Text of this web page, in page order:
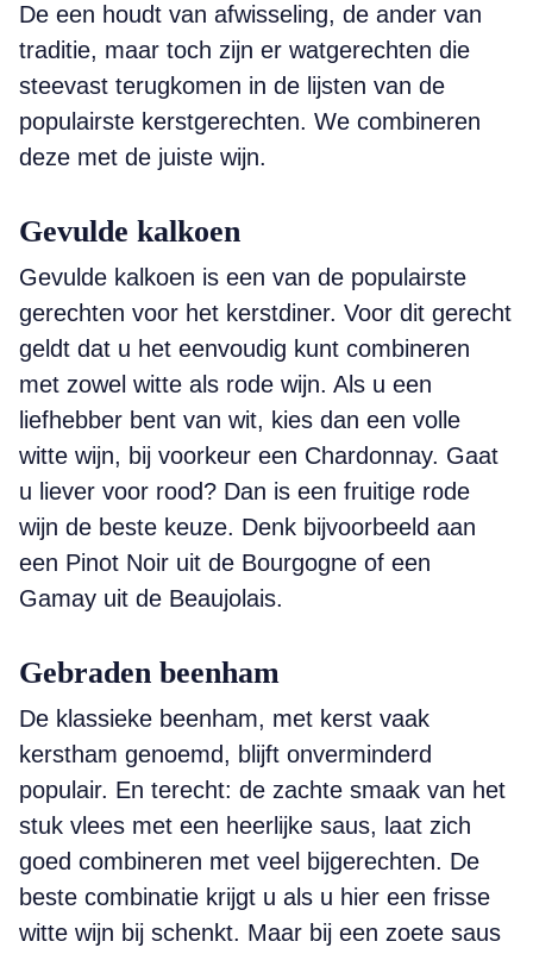
De een houdt van afwisseling, de ander van
traditie, maar toch zijn er watgerechten die
steevast terugkomen in de lijsten van de
populairste kerstgerechten. We combineren
deze met de juiste wijn.
Gevulde kalkoen
Gevulde kalkoen is een van de populairste
gerechten voor het kerstdiner. Voor dit gerecht
geldt dat u het eenvoudig kunt combineren
met zowel witte als rode wijn. Als u een
liefhebber bent van wit, kies dan een volle
witte wijn, bij voorkeur een Chardonnay. Gaat
u liever voor rood? Dan is een fruitige rode
wijn de beste keuze. Denk bijvoorbeeld aan
een Pinot Noir uit de Bourgogne of een
Gamay uit de Beaujolais.
Gebraden beenham
De klassieke beenham, met kerst vaak
kerstham genoemd, blijft onverminderd
populair. En terecht: de zachte smaak van het
stuk vlees met een heerlijke saus, laat zich
goed combineren met veel bijgerechten. De
beste combinatie krijgt u als u hier een frisse
witte wijn bij schenkt. Maar bij een zoete saus